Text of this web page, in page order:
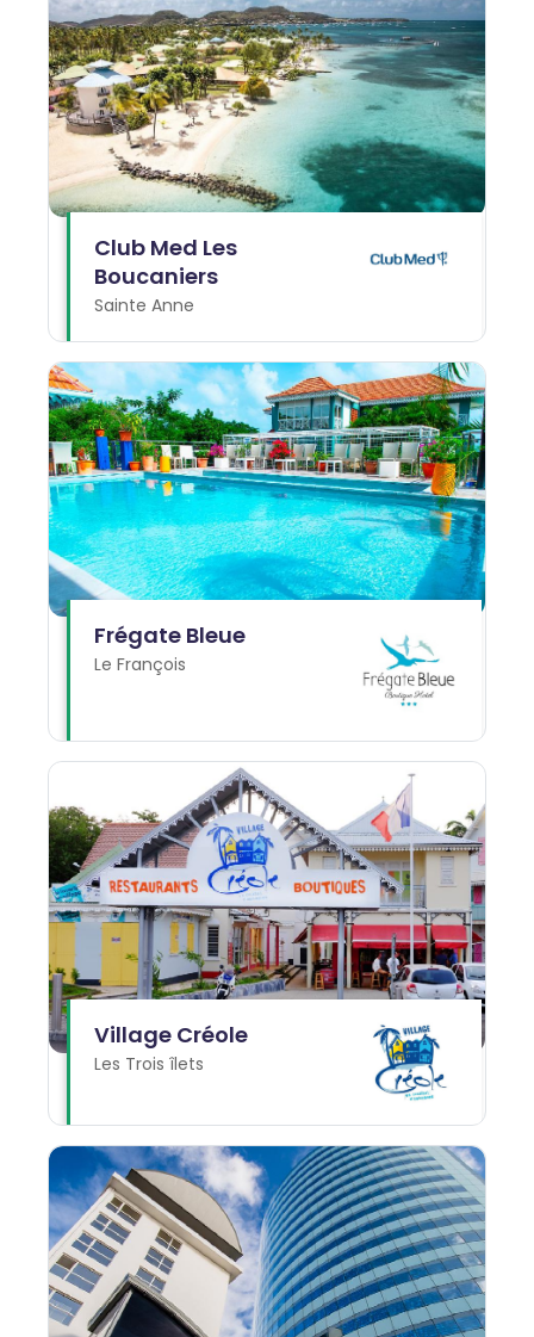
Club Med Les
Boucaniers
Sainte Anne
Frégate Bleue
Le François
Village Créole
Les Trois îlets